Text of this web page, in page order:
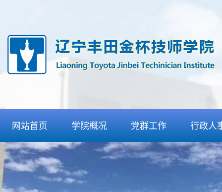
网站首页 学院概况
学院介绍
组织机构
党群工作
党委工作
行政人
人事招
信息发
检查通